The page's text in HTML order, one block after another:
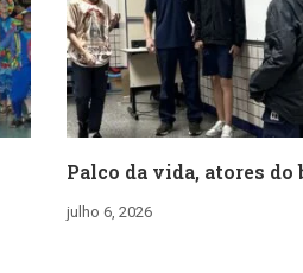
Palco da vida, atores do
julho 6, 2026